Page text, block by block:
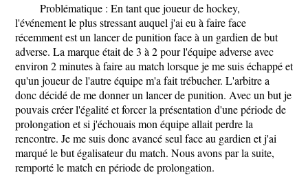
Problématique : En tant que joueur de hockey,
l'événement le plus stressant auquel j'ai eu à faire face
récemment est un lancer de punition face à un gardien de but
adverse. La marque était de 3 à 2 pour l'équipe adverse avec
environ 2 minutes à faire au match lorsque je me suis échappé et
qu'un joueur de l'autre équipe m'a fait trébucher. L'arbitre a
donc décidé de me donner un lancer de punition. Avec un but je
pouvais créer l'égalité et forcer la présentation d'une période de
prolongation et si j'échouais mon équipe allait perdre la
rencontre. Je me suis donc avancé seul face au gardien et j'ai
marqué le but égalisateur du match. Nous avons par la suite,
remporté le match en période de prolongation.